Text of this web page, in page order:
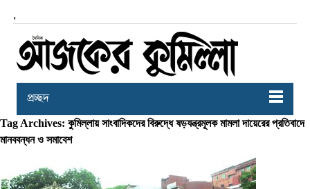
,
প্রচ্ছদ
Tag Archives: কুমিল্লায় সাংবাদিকদের বিরুদ্ধে ষড়যন্ত্রমূলক মামলা দায়েরের প্রতিবাদে
মানববন্ধন ও সমাবেশ